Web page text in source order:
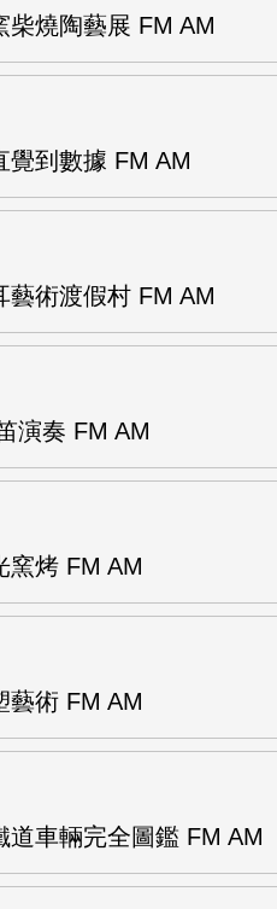
柴燒陶藝展 FM AM
覺到數據 FM AM
藝術渡假村 FM AM
演奏 FM AM
窯烤 FM AM
藝術 FM AM
道車輛完全圖鑑 FM AM